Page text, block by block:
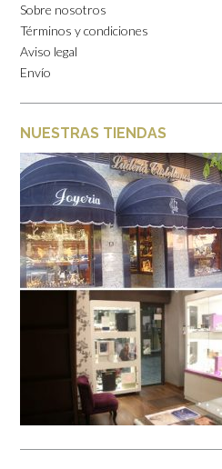
Sobre nosotros
Términos y condiciones
Aviso legal
Envío
NUESTRAS TIENDAS